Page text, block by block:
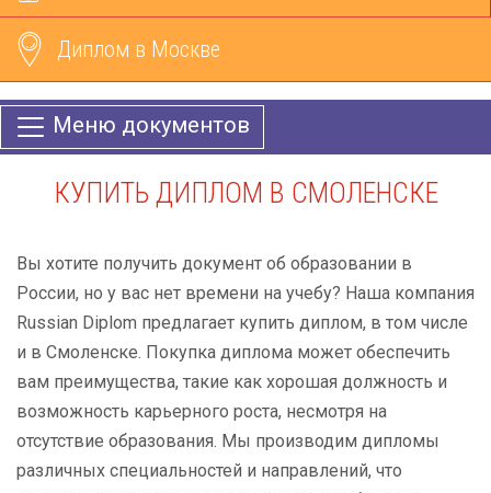
Диплом в Москве
Меню документов
КУПИТЬ ДИПЛОМ В СМОЛЕНСКЕ
Вы хотите получить документ об образовании в
России, но у вас нет времени на учебу? Наша компания
Russian Diplom предлагает купить диплом, в том числе
и в Смоленске. Покупка диплома может обеспечить
вам преимущества, такие как хорошая должность и
возможность карьерного роста, несмотря на
отсутствие образования. Мы производим дипломы
различных специальностей и направлений, что